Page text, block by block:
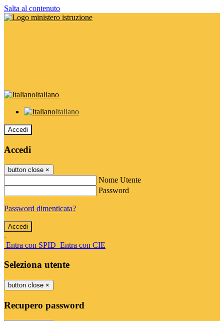
Salta al contenuto
Italiano
Italiano
Accedi
Accedi
button close ×
Nome Utente
Password
Password dimenticata?
-
Entra con SPID Entra con CIE
Seleziona utente
button close ×
Recupero password